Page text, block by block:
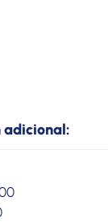
adicional: